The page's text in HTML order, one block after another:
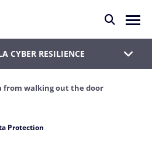
CYBER RESILIENCE
from walking out the door
Protection